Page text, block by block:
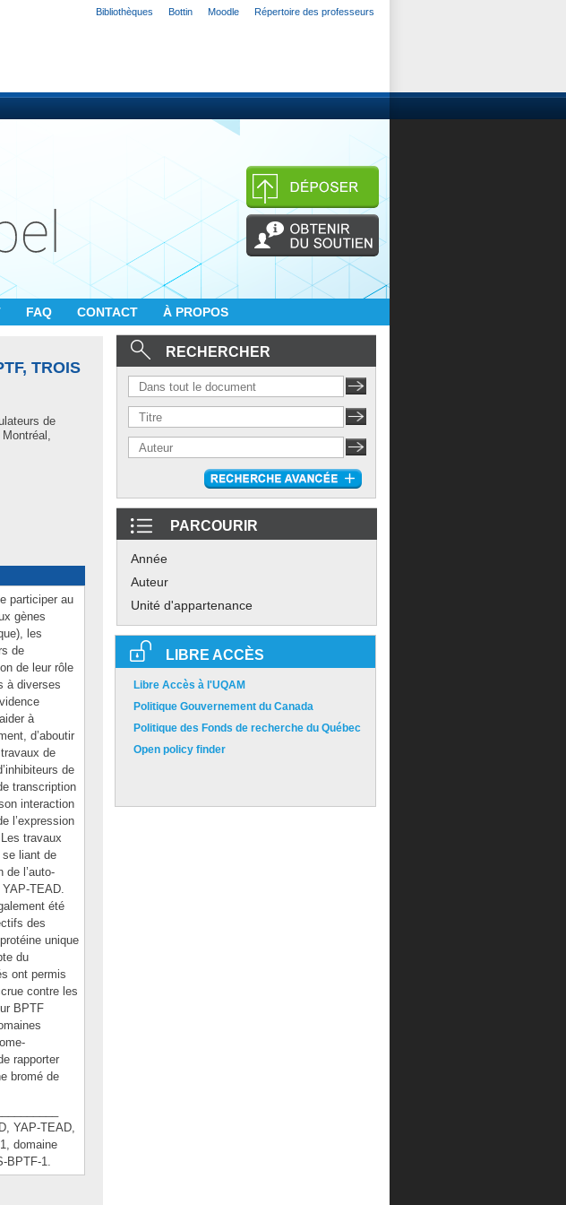
Bibliothèques Bottin Moodle Répertoire des professeurs
FAQ CONTACT À PROPOS
TROIS
de
participer au
gènes
les
de
de leur rôle
à diverses
à
d’aboutir
de
de
transcription
interaction
l’expression
travaux
se liant de
l’auto-
TEAD.
été
des
unique
du
ont permis
contre les
BPTF
rapporter
bromé de
YAP-TEAD,
domaine
BPTF-1.
RECHERCHER
PARCOURIR
Année
Auteur
Unité d'appartenance
LIBRE ACCÈS
Libre Accès à l'UQAM
Politique Gouvernement du Canada
Politique des Fonds de recherche du Québec
Open policy finder